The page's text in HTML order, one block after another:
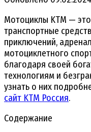
Мотоциклы KTM —
транспортные
приключений,
мотоциклетного
благодаря своей
технологиям и
узнать о них
сайт KTM Россия.
Содержание